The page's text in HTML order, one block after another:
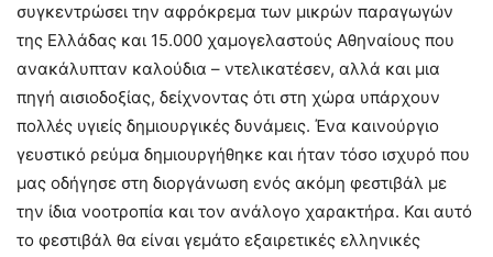
συγκεντρώσει την αφρόκρεμα των μικρών παραγωγών
της Ελλάδας και 15.000 χαμογελαστούς Αθηναίους που
ανακάλυπταν καλούδια – ντελικατέσεν, αλλά και μια
πηγή αισιοδοξίας, δείχνοντας ότι στη χώρα υπάρχουν
πολλές υγιείς δημιουργικές δυνάμεις. Ένα καινούργιο
γευστικό ρεύμα δημιουργήθηκε και ήταν τόσο ισχυρό που
μας οδήγησε στη διοργάνωση ενός ακόμη φεστιβάλ με
την ίδια νοοτροπία και τον ανάλογο χαρακτήρα. Και αυτό
το φεστιβάλ θα είναι γεμάτο εξαιρετικές ελληνικές